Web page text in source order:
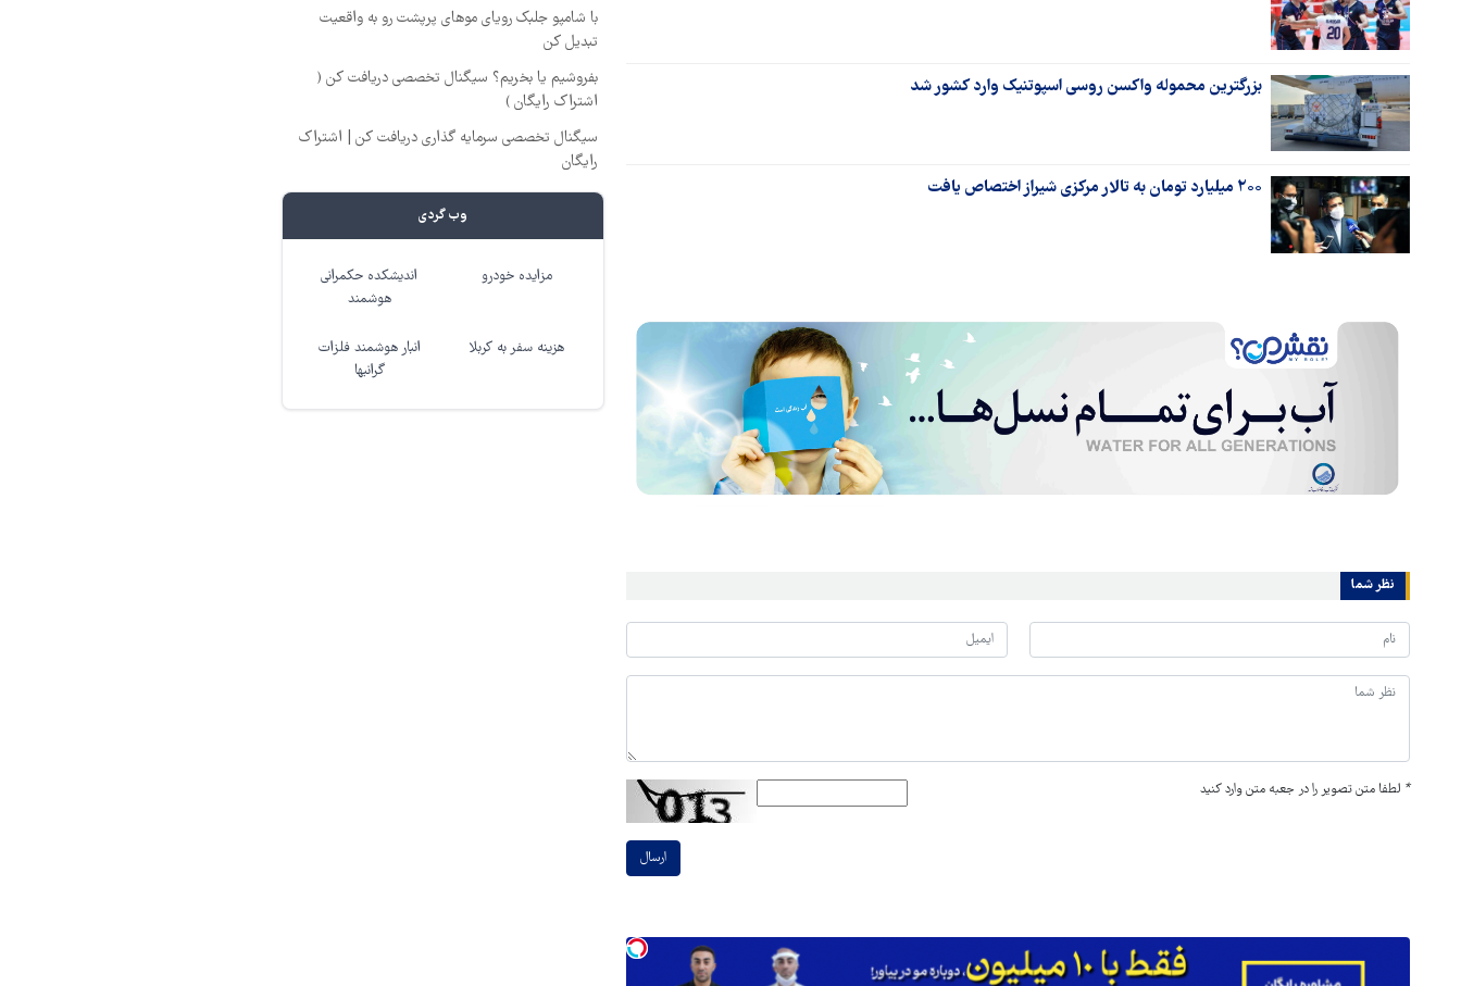
بزرگترین محموله واکسن روسی اسپوتنیک وارد کشور شد
۲۰۰ میلیارد تومان به تالار مرکزی شیراز اختصاص یافت
نظر شما
* لطفا متن تصویر را در جعبه متن وارد کنید
ارسال
با شامپو جلبک رویای موهای پرپشت رو به واقعیت
تبدیل کن
بفروشیم یا بخریم؟ سیگنال تخصصی دریافت کن (
اشتراک رایگان )
سیگنال تخصصی سرمایه گذاری دریافت کن | اشتراک
رایگان
وب گردی
مزایده خودرو
اندیشکده حکمرانی
هوشمند
هزینه سفر به کربلا
انبار هوشمند فلزات
گرانبها